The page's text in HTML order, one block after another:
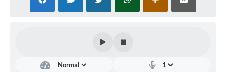
Diário Oficial
Telefones Úteis